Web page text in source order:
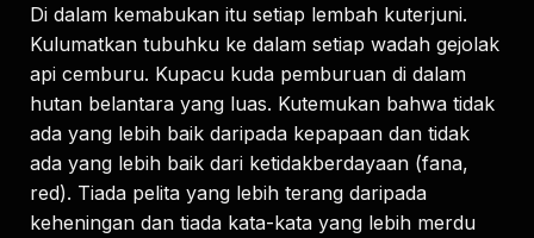
Di dalam kemabukan itu setiap lembah kuterjuni.
Kulumatkan tubuhku ke dalam setiap wadah gejolak
api cemburu. Kupacu kuda pemburuan di dalam
hutan belantara yang luas. Kutemukan bahwa tidak
ada yang lebih baik daripada kepapaan dan tidak
ada yang lebih baik dari ketidakberdayaan (fana,
red). Tiada pelita yang lebih terang daripada
keheningan dan tiada kata-kata yang lebih merdu